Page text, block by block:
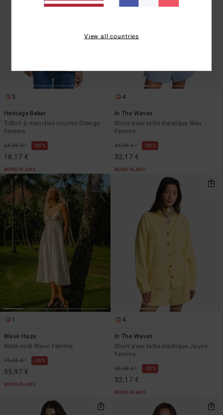
3
Heritage Baker
T-Shirt à manches courtes Orange
Femme
25,95 €* 30%
18,17 €
BONS PLANS
4
In The Waves
Short avec taille élastique Bleu
Femme
45,95 €* 30%
32,17 €
BONS PLANS
1
Wave Haze
Robe midi Blanc Femme
79,95 €* 30%
55,97 €
BONS PLANS
4
In The Waves
Short avec taille élastique Jaune
Femme
45,95 €* 30%
32,17 €
BONS PLANS
View all countries